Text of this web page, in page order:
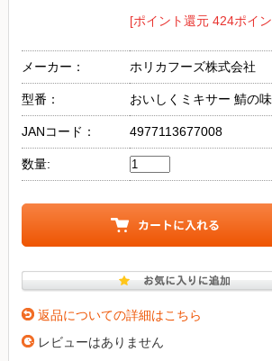
[ポイント還元 424ポイ
メーカー： ホリカフーズ株式会社
型番： おいしくミキサー 鯖の
JANコード： 4977113677008
数量:
返品についての詳細はこちら
レビューはありません